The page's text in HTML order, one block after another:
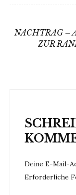
NACHTRAG –
ZUR
Deine E-Mail-
Erforderliche